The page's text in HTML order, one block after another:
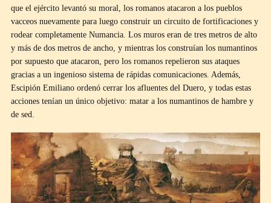
que el ejército levantó su moral, los romanos atacaron a los pueblos
vacceos nuevamente para luego construir un circuito de fortificaciones y
rodear completamente Numancia. Los muros eran de tres metros de alto
y más de dos metros de ancho, y mientras los construían los numantinos
por supuesto que atacaron, pero los romanos repelieron sus ataques
gracias a un ingenioso sistema de rápidas comunicaciones. Además,
Escipión Emiliano ordenó cerrar los afluentes del Duero, y todas estas
acciones tenían un único objetivo: matar a los numantinos de hambre y
de sed.